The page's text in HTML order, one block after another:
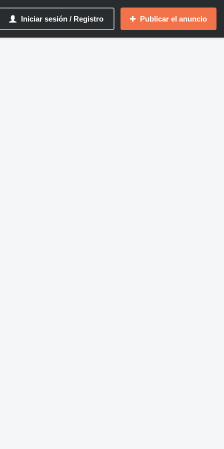
Iniciar sesión / Registro Publicar el anuncio